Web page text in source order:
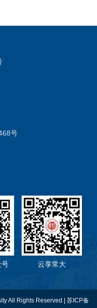
号
号 云享常大
All Rights Reserved | 苏ICP备